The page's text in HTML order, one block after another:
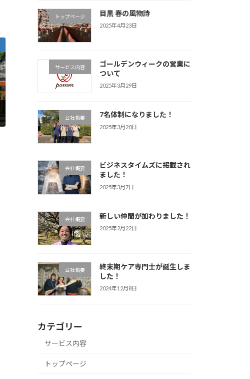
トップページ 目黒 春の風物詩
2025年4月23日
サービス内容
ゴールデンウィークの営業に
ついて
2025年3月29日
会社概要 7名体制になりました！
2025年3月20日
会社概要
ビジネスタイムズに掲載され
ました！
2025年3月7日
会社概要 新しい仲間が加わりました！
2025年2月22日
会社概要
終末期ケア専門士が誕生しま
した！
2024年12月8日
カテゴリー
サービス内容
トップページ